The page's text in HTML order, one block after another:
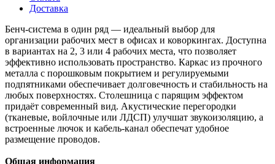
Доставка
Бенч-система в один ряд — идеальный выбор для
организации рабочих мест в офисах и коворкингах. Доступна
в вариантах на 2, 3 или 4 рабочих места, что позволяет
эффективно использовать пространство. Каркас из прочного
металла с порошковым покрытием и регулируемыми
подпятниками обеспечивает долговечность и стабильность на
любых поверхностях. Столешница с парящим эффектом
придаёт современный вид. Акустические перегородки
(тканевые, войлочные или ЛДСП) улучшат звукоизоляцию, а
встроенные лючок и кабель-канал обеспечат удобное
размещение проводов.
Общая информация